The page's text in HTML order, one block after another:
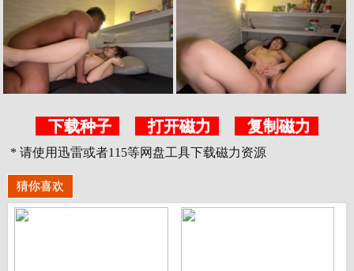
下载种子 打开磁力 复制磁力
* 请使用迅雷或者115等网盘工具下载磁力资源
猜你喜欢